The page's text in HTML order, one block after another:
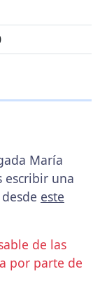
María
escribir una
este
de las
por parte de